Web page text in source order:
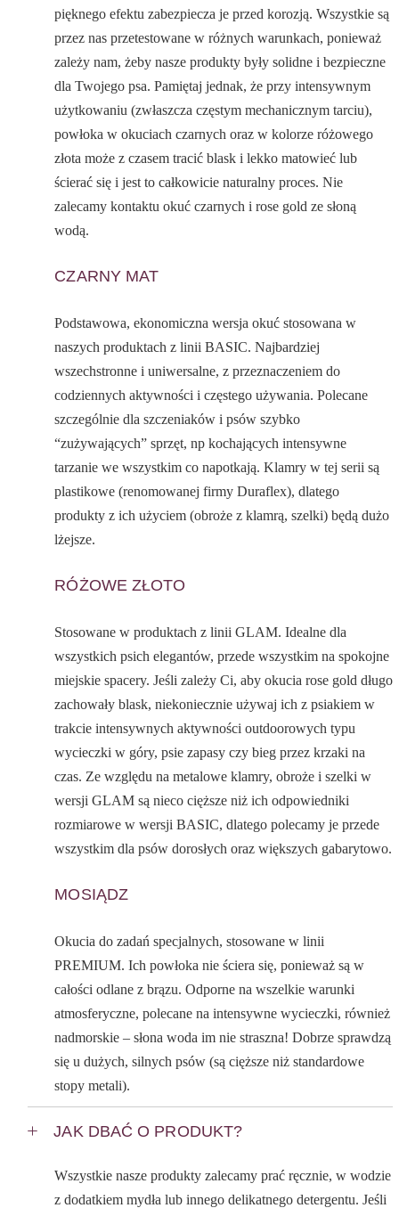
pięknego efektu zabezpiecza je przed korozją. Wszystkie są
przez nas przetestowane w różnych warunkach, ponieważ
zależy nam, żeby nasze produkty były solidne i bezpieczne
dla Twojego psa. Pamiętaj jednak, że przy intensywnym
użytkowaniu (zwłaszcza częstym mechanicznym tarciu),
powłoka w okuciach czarnych oraz w kolorze różowego
złota może z czasem tracić blask i lekko matowieć lub
ścierać się i jest to całkowicie naturalny proces. Nie
zalecamy kontaktu okuć czarnych i rose gold ze słoną
wodą.
CZARNY MAT
Podstawowa, ekonomiczna wersja okuć stosowana w
naszych produktach z linii BASIC. Najbardziej
wszechstronne i uniwersalne, z przeznaczeniem do
codziennych aktywności i częstego używania. Polecane
szczególnie dla szczeniaków i psów szybko
“zużywających” sprzęt, np kochających intensywne
tarzanie we wszystkim co napotkają. Klamry w tej serii są
plastikowe (renomowanej firmy Duraflex), dlatego
produkty z ich użyciem (obroże z klamrą, szelki) będą dużo
lżejsze.
RÓŻOWE ZŁOTO
Stosowane w produktach z linii GLAM. Idealne dla
wszystkich psich elegantów, przede wszystkim na spokojne
miejskie spacery. Jeśli zależy Ci, aby okucia rose gold długo
zachowały blask, niekoniecznie używaj ich z psiakiem w
trakcie intensywnych aktywności outdoorowych typu
wycieczki w góry, psie zapasy czy bieg przez krzaki na
czas. Ze względu na metalowe klamry, obroże i szelki w
wersji GLAM są nieco cięższe niż ich odpowiedniki
rozmiarowe w wersji BASIC, dlatego polecamy je przede
wszystkim dla psów dorosłych oraz większych gabarytowo.
MOSIĄDZ
Okucia do zadań specjalnych, stosowane w linii
PREMIUM. Ich powłoka nie ściera się, ponieważ są w
całości odlane z brązu. Odporne na wszelkie warunki
atmosferyczne, polecane na intensywne wycieczki, również
nadmorskie – słona woda im nie straszna! Dobrze sprawdzą
się u dużych, silnych psów (są cięższe niż standardowe
stopy metali).
JAK DBAĆ O PRODUKT?
Wszystkie nasze produkty zalecamy prać ręcznie, w wodzie
z dodatkiem mydła lub innego delikatnego detergentu. Jeśli